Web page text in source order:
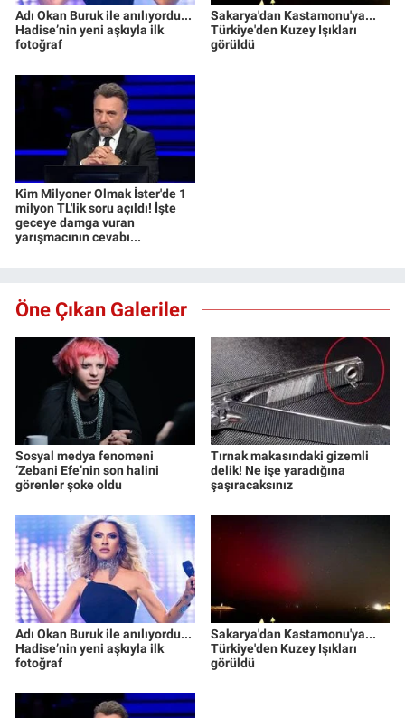
Adı Okan Buruk ile anılıyordu...
Hadise’nin yeni aşkıyla ilk
fotoğraf
Sakarya'dan Kastamonu'ya...
Türkiye'den Kuzey Işıkları
görüldü
Kim Milyoner Olmak İster'de 1
milyon TL'lik soru açıldı! İşte
geceye damga vuran
yarışmacının cevabı...
Öne Çıkan Galeriler
Sosyal medya fenomeni
‘Zebani Efe’nin son halini
görenler şoke oldu
Tırnak makasındaki gizemli
delik! Ne işe yaradığına
şaşıracaksınız
Adı Okan Buruk ile anılıyordu...
Hadise’nin yeni aşkıyla ilk
fotoğraf
Sakarya'dan Kastamonu'ya...
Türkiye'den Kuzey Işıkları
görüldü